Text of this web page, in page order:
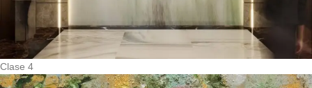
Clase 4